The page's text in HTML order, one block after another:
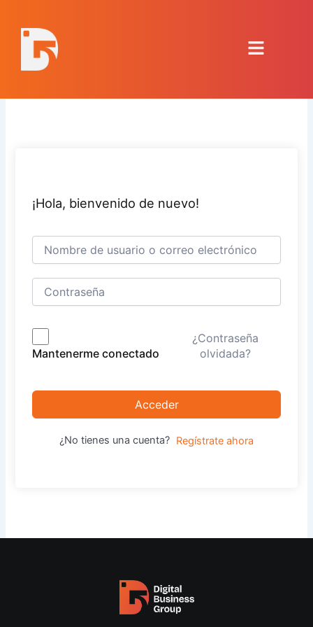
contenido
Menú
¡Hola, bienvenido de nuevo!
Mantenerme conectado
¿Contraseña
olvidada?
Acceder
¿No tienes una cuenta? Regístrate ahora